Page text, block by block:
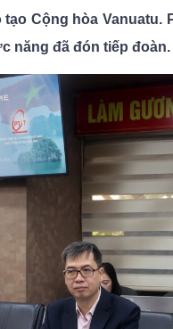
Cộng hòa Vanuatu.
năng đã đón tiếp đoàn.